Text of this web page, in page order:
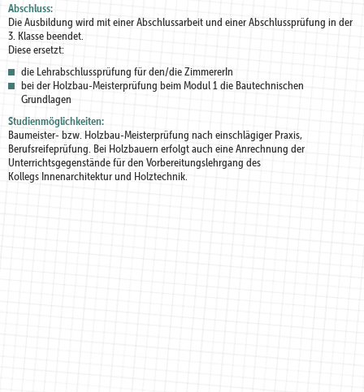
Abschluss:
Die Ausbildung wird mit einer Abschlussarbeit und einer Abschlussprüfung in der
3. Klasse beendet.
Diese ersetzt:
die Lehrabschlussprüfung für den/die ZimmererIn
bei der Holzbau-Meisterprüfung beim Modul 1 die Bautechnischen
Grundlagen
Studienmöglichkeiten:
Baumeister- bzw. Holzbau-Meisterprüfung nach einschlägiger Praxis,
Berufsreifeprüfung. Bei Holzbauern erfolgt auch eine Anrechnung der
Unterrichtsgegenstände für den Vorbereitungslehrgang des
Kollegs Innenarchitektur und Holztechnik.